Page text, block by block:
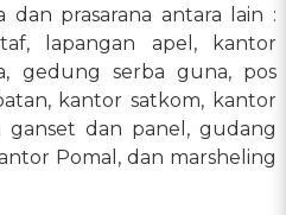
dan prasarana antara lain :
lapangan apel, kantor
gedung serba guna, pos
kantor satkom, kantor
ganset dan panel, gudang
Pomal, dan marsheling